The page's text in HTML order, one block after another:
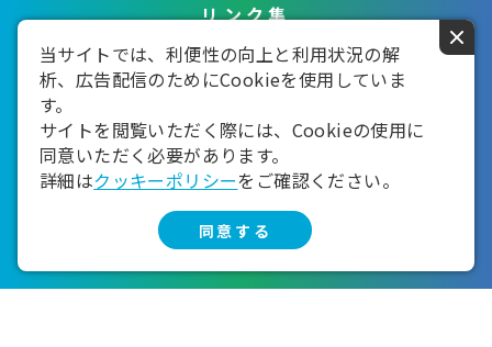
リンク集
お問い合わせ
当サイトでは、利便性の向上と利用状況の解
析、広告配信のためにCookieを使用していま
す。
サイトを閲覧いただく際には、Cookieの使用に
同意いただく必要があります。
詳細はクッキーポリシーをご確認ください。
×
同意する